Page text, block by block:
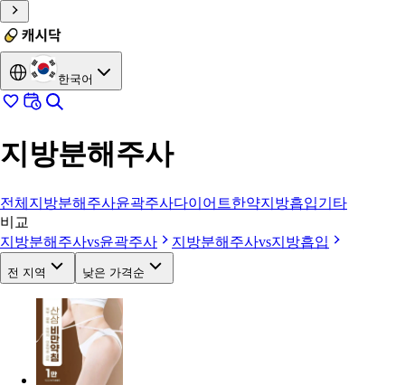
한국어
지방분해주사
전체 지방분해주사윤곽주사다이어트한약지방흡입기타
비교
지방분해주사vs윤곽주사 지방분해주사vs지방흡입
전 지역 낮은 가격순